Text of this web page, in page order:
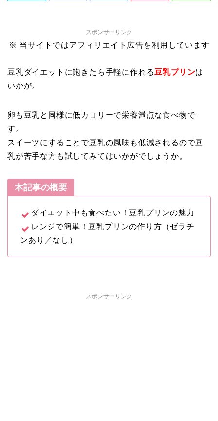
スポンサーリンク
※ 当サイトではアフィリエイト広告を利用しています
豆乳ダイエットに飽きたら手軽に作れる豆乳プリンは
いかが。
卵も豆乳と同様に低カロリーで栄養満点な食べ物で
す。
スイーツにすることで豆乳の風味も低減されるので豆
乳が苦手な方も試してみてはいかがでしょうか。
本記事の概要
ダイエット中も食べたい！豆乳プリンの魅力
レンジで簡単！豆乳プリンの作り方（ゼラチ
ンあり／なし）
スポンサーリンク